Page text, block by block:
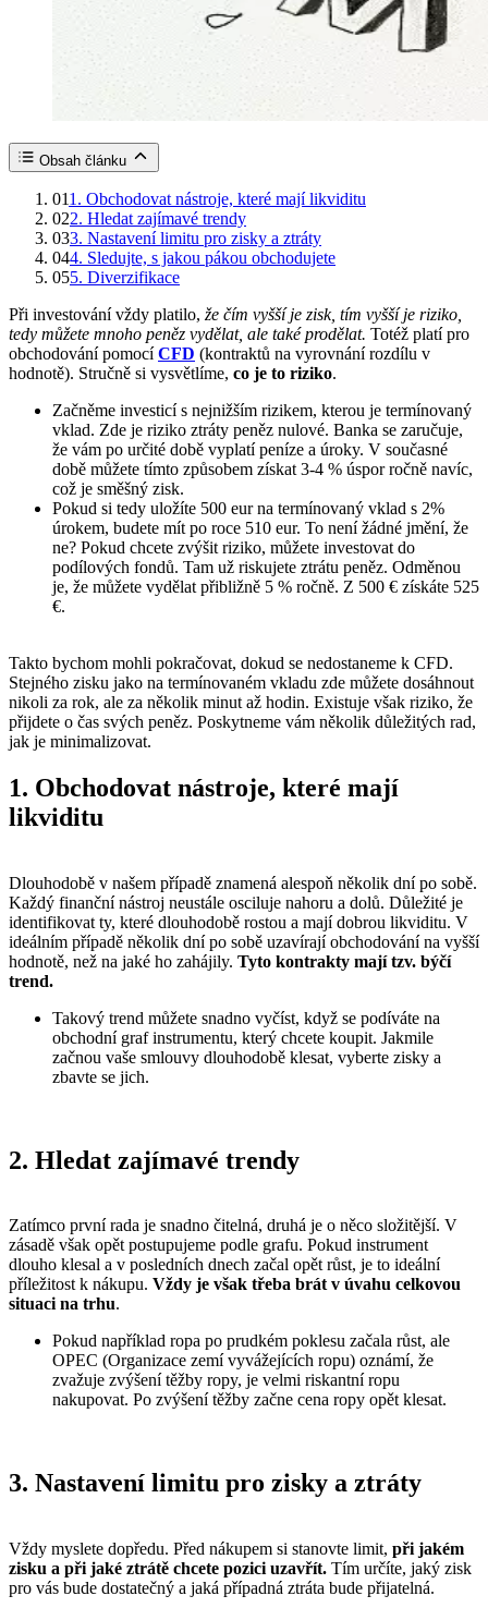
Obsah článku
011. Obchodovat nástroje, které mají likviditu
022. Hledat zajímavé trendy
033. Nastavení limitu pro zisky a ztráty
044. Sledujte, s jakou pákou obchodujete
055. Diverzifikace
Při investování vždy platilo, že čím vyšší je zisk, tím vyšší je riziko,
tedy můžete mnoho peněz vydělat, ale také prodělat. Totéž platí pro
obchodování pomocíCFD (kontraktů na vyrovnání rozdílu v
hodnotě). Stručně si vysvětlíme, co je to riziko.
Začněme investicí s nejnižším rizikem, kterou je termínovaný
vklad. Zde je riziko ztráty peněz nulové. Banka se zaručuje,
že vám po určité době vyplatí peníze a úroky. V současné
době můžete tímto způsobem získat 3-4 % úspor ročně navíc,
což je směšný zisk.
Pokud si tedy uložíte 500 eur na termínovaný vklad s 2%
úrokem, budete mít po roce 510 eur. To není žádné jmění, že
ne? Pokud chcete zvýšit riziko, můžete investovat do
podílových fondů. Tam už riskujete ztrátu peněz. Odměnou
je, že můžete vydělat přibližně 5 % ročně. Z 500 € získáte 525
€.
Takto bychom mohli pokračovat, dokud se nedostaneme k CFD.
Stejného zisku jako na termínovaném vkladu zde můžete dosáhnout
nikoli za rok, ale za několik minut až hodin. Existuje však riziko, že
přijdete o čas svých peněz. Poskytneme vám několik důležitých rad,
jak je minimalizovat.
1. Obchodovat nástroje, které mají
likviditu
Dlouhodobě v našem případě znamená alespoň několik dní po sobě.
Každý finanční nástroj neustále osciluje nahoru a dolů. Důležité je
identifikovat ty, které dlouhodobě rostou a mají dobrou likviditu. V
ideálním případě několik dní po sobě uzavírají obchodování na vyšší
hodnotě, než na jaké ho zahájily. Tyto kontrakty mají tzv. býčí
trend.
Takový trend můžete snadno vyčíst, když se podíváte na
obchodní graf instrumentu, který chcete koupit. Jakmile
začnou vaše smlouvy dlouhodobě klesat, vyberte zisky a
zbavte se jich.
2. Hledat zajímavé trendy
Zatímco první rada je snadno čitelná, druhá je o něco složitější. V
zásadě však opět postupujeme podle grafu. Pokud instrument
dlouho klesal a v posledních dnech začal opět růst, je to ideální
příležitost k nákupu. Vždy je však třeba brát v úvahu celkovou
situaci na trhu.
Pokud například ropa po prudkém poklesu začala růst, ale
OPEC (Organizace zemí vyvážejících ropu) oznámí, že
zvažuje zvýšení těžby ropy, je velmi riskantní ropu
nakupovat. Po zvýšení těžby začne cena ropy opět klesat.
3. Nastavení limitu pro zisky a ztráty
Vždy myslete dopředu. Před nákupem si stanovte limit, při jakém
zisku a při jaké ztrátě chcete pozici uzavřít. Tím určíte, jaký zisk
pro vás bude dostatečný a jaká případná ztráta bude přijatelná.